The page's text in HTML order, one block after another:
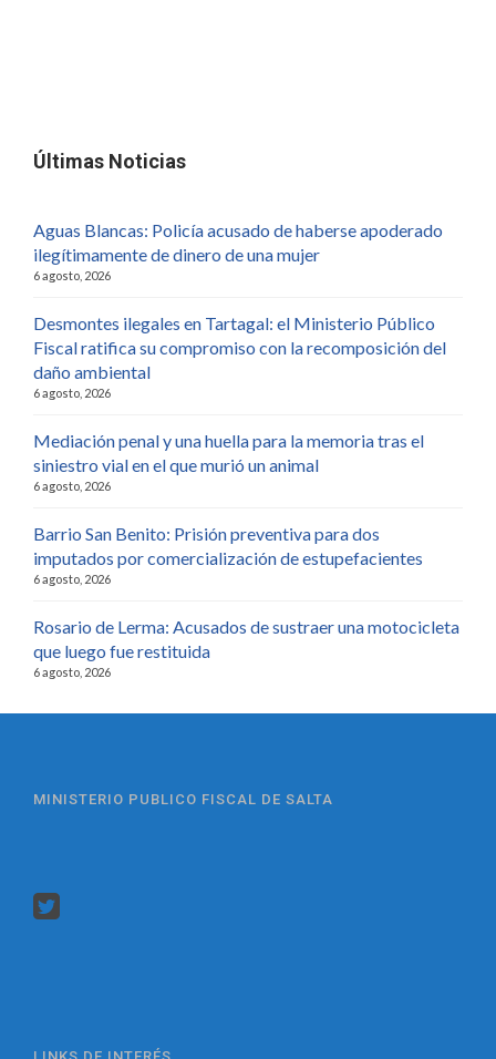
Últimas Noticias
Aguas Blancas: Policía acusado de haberse apoderado
ilegítimamente de dinero de una mujer
6 agosto, 2026
Desmontes ilegales en Tartagal: el Ministerio Público
Fiscal ratifica su compromiso con la recomposición del
daño ambiental
6 agosto, 2026
Mediación penal y una huella para la memoria tras el
siniestro vial en el que murió un animal
6 agosto, 2026
Barrio San Benito: Prisión preventiva para dos
imputados por comercialización de estupefacientes
6 agosto, 2026
Rosario de Lerma: Acusados de sustraer una motocicleta
que luego fue restituida
6 agosto, 2026
MINISTERIO PUBLICO FISCAL DE SALTA